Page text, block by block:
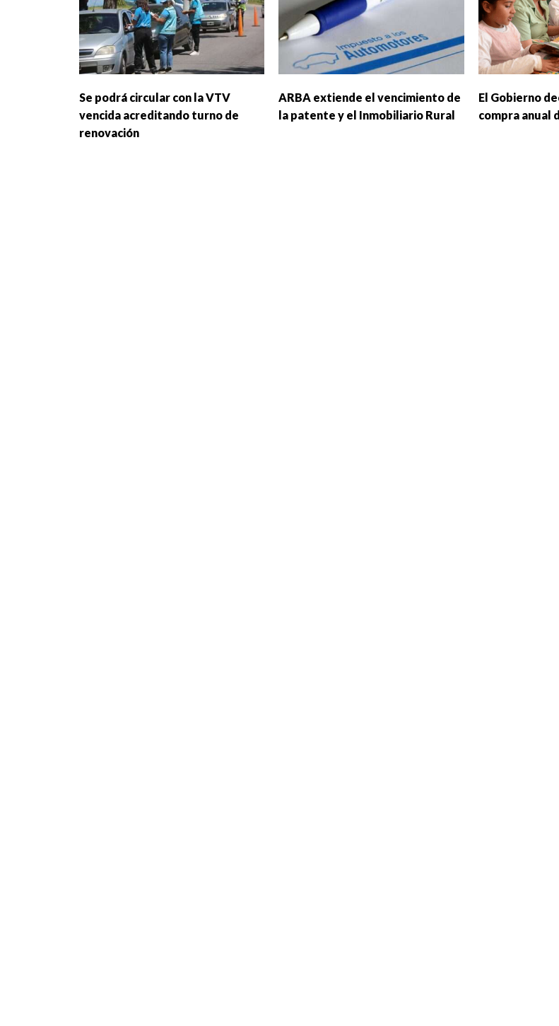
Se podrá circular con la VTV
vencida acreditando turno de
renovación
ARBA extiende el vencimiento de
la patente y el Inmobiliario Rural
El Gobierno
compra anual